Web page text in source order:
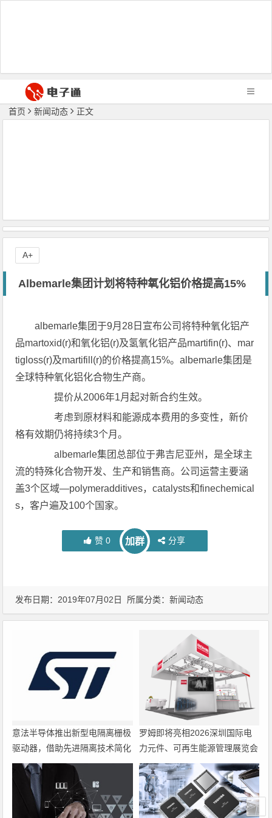
首页 新闻动态 正文
Albemarle集团计划将特种氧化铝价格提高15%
albemarle集团于9月28日宣布公司将特种氧化铝产
品martoxid(r)和氧化铝(r)及氢氧化铝产品martifin(r)、mar
tigloss(r)及martifill(r)的价格提高15%。albemarle集团是
全球特种氧化铝化合物生产商。
提价从2006年1月起对新合约生效。
考虑到原材料和能源成本费用的多变性，新价
格有效期仍将持续3个月。
albemarle集团总部位于弗吉尼亚州，是全球主
流的特殊化合物开发、生产和销售商。公司运营主要涵
盖3个区域—polymeradditives，catalysts和finechemical
s，客户遍及100个国家。
赞 0 加群 分享
A+
发布日期：2019年07月02日 所属分类：新闻动态
意法半导体推出新型电隔离栅极
驱动器，借助先进隔离技术简化
电源设计
罗姆即将亮相2026深圳国际电
力元件、可再生能源管理展览会
暨研讨会